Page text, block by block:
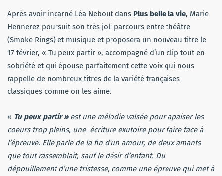
Après avoir incarné Léa Nebout dans Plus belle la vie, Marie
Hennerez poursuit son très joli parcours entre théâtre
(Smoke Rings) et musique et proposera un nouveau titre le
17 février, « Tu peux partir », accompagné d’un clip tout en
sobriété et qui épouse parfaitement cette voix qui nous
rappelle de nombreux titres de la variété françaises
classiques comme on les aime.
« Tu peux partir » est une mélodie valsée pour apaiser les
coeurs trop pleins, une écriture exutoire pour faire face à
l’épreuve. Elle parle de la fin d’un amour, de deux amants
que tout rassemblait, sauf le désir d’enfant. Du
dépouillement d’une tristesse, comme une épreuve qui met à